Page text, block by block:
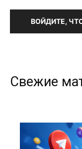
ВОЙДИТЕ,
Свежие